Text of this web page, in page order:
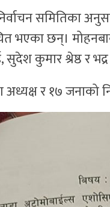
समितिका
भएका छन्।
सुदेश कुमार श्रेष्ठ र
अध्यक्ष र १७ जनाको